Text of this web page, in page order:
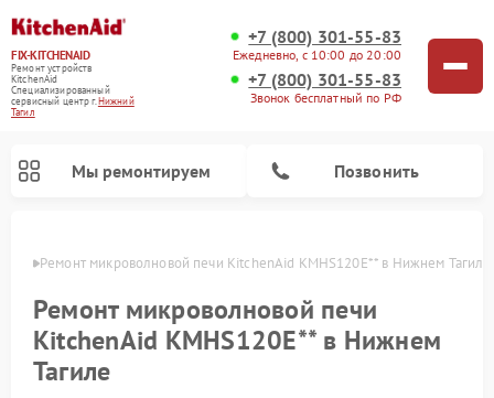
FIX-KITCHENAID
Ремонт устройств
KitchenAid
Специализированный
cервисный центр г.Нижний
Тагил
+7 (800) 301-55-83
Ежедневно, с 10:00 до 20:00
+7 (800) 301-55-83
Звонок бесплатный по РФ
Мы ремонтируем Позвонить
Ремонт микроволновой печи KitchenAid KMHS120E** в Нижнем Тагиле
Ремонт микроволновой печи
KitchenAid KMHS120E** в Нижнем
Тагиле